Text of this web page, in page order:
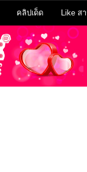
คลิปเด็ด Like ส